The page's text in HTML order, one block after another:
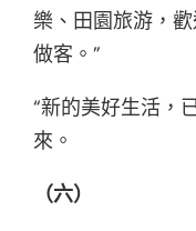
樂、田園旅游，
做客。”
“新的美好生活，
來。
（六）